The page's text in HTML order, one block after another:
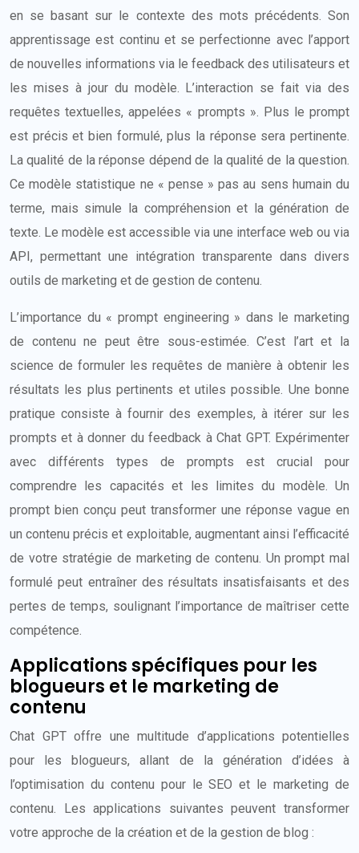
en se basant sur le contexte des mots précédents. Son
apprentissage est continu et se perfectionne avec l’apport
de nouvelles informations via le feedback des utilisateurs et
les mises à jour du modèle. L’interaction se fait via des
requêtes textuelles, appelées « prompts ». Plus le prompt
est précis et bien formulé, plus la réponse sera pertinente.
La qualité de la réponse dépend de la qualité de la question.
Ce modèle statistique ne « pense » pas au sens humain du
terme, mais simule la compréhension et la génération de
texte. Le modèle est accessible via une interface web ou via
API, permettant une intégration transparente dans divers
outils de marketing et de gestion de contenu.
L’importance du « prompt engineering » dans le marketing
de contenu ne peut être sous-estimée. C’est l’art et la
science de formuler les requêtes de manière à obtenir les
résultats les plus pertinents et utiles possible. Une bonne
pratique consiste à fournir des exemples, à itérer sur les
prompts et à donner du feedback à Chat GPT. Expérimenter
avec différents types de prompts est crucial pour
comprendre les capacités et les limites du modèle. Un
prompt bien conçu peut transformer une réponse vague en
un contenu précis et exploitable, augmentant ainsi l’efficacité
de votre stratégie de marketing de contenu. Un prompt mal
formulé peut entraîner des résultats insatisfaisants et des
pertes de temps, soulignant l’importance de maîtriser cette
compétence.
Applications spécifiques pour les
blogueurs et le marketing de
contenu
Chat GPT offre une multitude d’applications potentielles
pour les blogueurs, allant de la génération d’idées à
l’optimisation du contenu pour le SEO et le marketing de
contenu. Les applications suivantes peuvent transformer
votre approche de la création et de la gestion de blog :